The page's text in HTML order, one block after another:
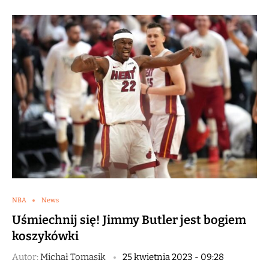
NBA News
Uśmiechnij się! Jimmy Butler jest bogiem
koszykówki
Autor:Michał Tomasik 25 kwietnia 2023 - 09:28